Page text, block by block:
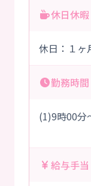
休日休暇
休日：１ヶ
勤務時間
(1)9時00分
※残
給与手当